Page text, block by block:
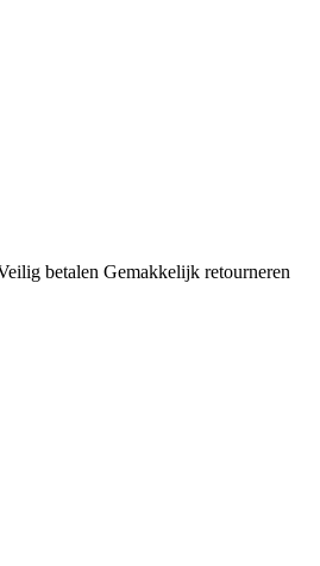
betalen Gemakkelijk retourneren